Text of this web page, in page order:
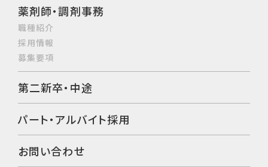
薬剤師・調剤事務
職種紹介
採用情報
募集要項
第二新卒・中途
パート・アルバイト採用
お問い合わせ